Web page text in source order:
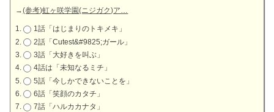
→(参考)虹ヶ咲学園(ニジガク)ア…
1話「はじまりのトキメキ」
2話「Cutest&#9825;ガール」
3話「大好きを叫ぶ」
4話は「未知なるミチ」
5話「今しかできないことを」
6話「笑顔のカタチ」
7話「ハルカカナタ」